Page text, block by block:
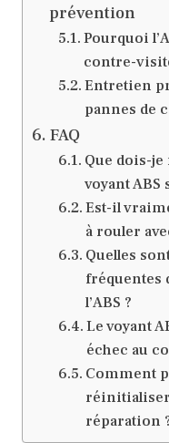
prévention
Pourquoi
contre-
Entretien
pannes de
FAQ
Que dois-
voyant ABS
Est-il
à rouler
Quelles
fréquentes
l’ABS ?
Le voyant
échec au
Comment
réinitialiser
réparation